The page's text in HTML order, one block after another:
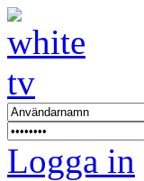
Logga in